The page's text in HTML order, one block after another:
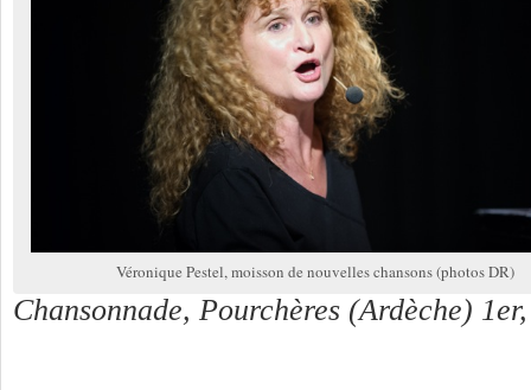
Véronique Pestel, moisson de nouvelles chansons (photos DR)
Chansonnade, Pourchères (Ardèche)